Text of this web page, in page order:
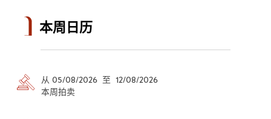
本周日历
从 05/08/2026 至 12/08/2026
本周拍卖